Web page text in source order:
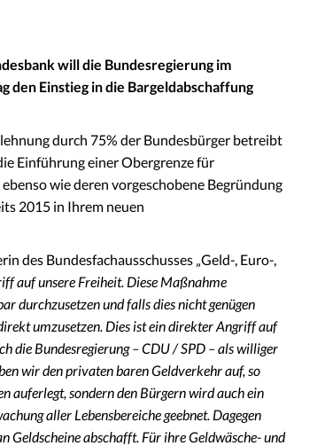
will die Bundesregierung im
den Einstieg in die Bargeldabschaffung
durch 75% der Bundesbürger betreibt
Einführung einer Obergrenze für
wie deren vorgeschobene Begründung
2015 in Ihrem neuen
des Bundesfachausschusses „Geld-, Euro-,
auf unsere Freiheit. Diese Maßnahme
durchzusetzen und falls dies nicht genügen
umzusetzen. Dies ist ein direkter Angriff auf
die Bundesregierung – CDU / SPD – als williger
wir den privaten baren Geldverkehr auf, so
auferlegt, sondern den Bürgern wird auch ein
aller Lebensbereiche geebnet. Dagegen
Geldscheine abschafft. Für ihre Geldwäsche- und